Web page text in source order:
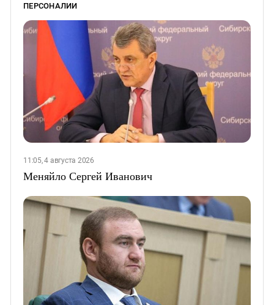
ПЕРСОНАЛИИ
11:05, 4 августа 2026
Меняйло Сергей Иванович